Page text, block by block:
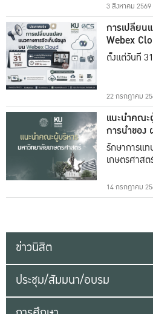
3 สิงหาคม 2569
การเปลี่ยน
Webex
ตั้งแต่วันที่
22 กรกฎาคม
แนะนำคณะ
การนำของ
ธรรม
รักษาการแ
เกษตรศาส
14 กรกฎาคม
ข่าวนิสิต
ประชุม/สัมมนา/อบรม